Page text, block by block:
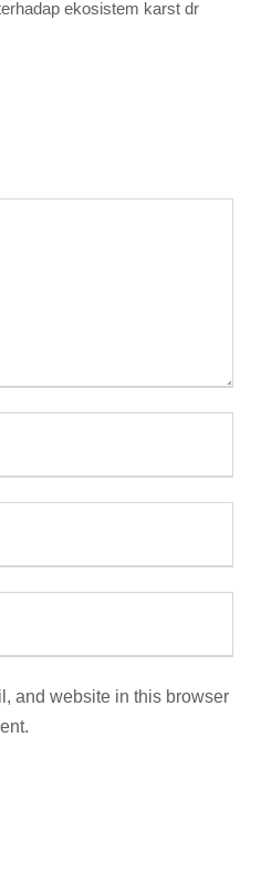
ekosistem karst dr
and website in this browser